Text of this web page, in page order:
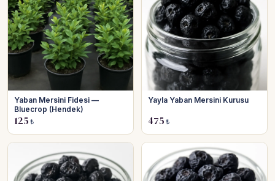
Yaban Mersini Fidesi —
Bluecrop (Hendek)
125 ₺
Yayla Yaban Mersini Kurusu
475 ₺